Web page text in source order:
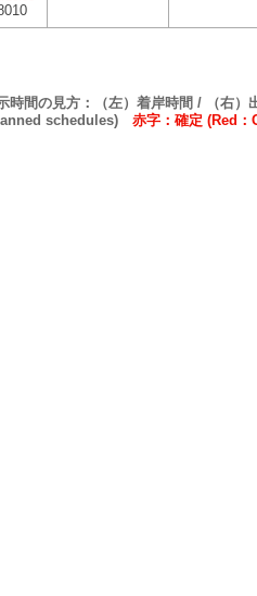
時間の見方：（左）着岸時間 / （右）
schedules) 赤字：確定 (Red